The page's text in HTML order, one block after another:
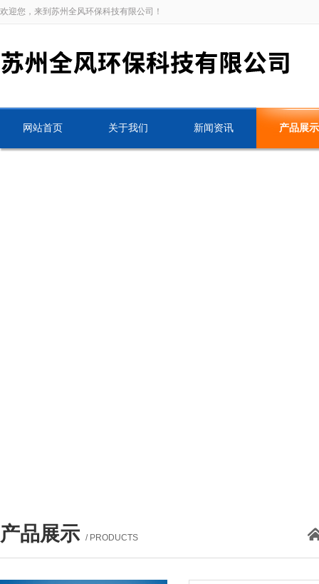
欢迎您，来到苏州全风环保科技有限公司！
网站首页 关于我们 新闻资讯 产品展示
产品展示 / PRODUCTS